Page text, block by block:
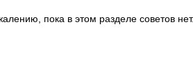
пока в этом разделе советов